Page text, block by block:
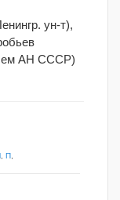
ун-т),
АН СССР)
П